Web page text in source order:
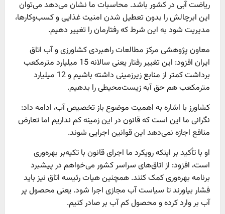
ریاضت آبی در کشور باشد. محاسبات ما نشان می‌دهد می‌توان
این ابرچالش را بدون تعطیل شدن امنیت غذایی و کسب‌وکارها،
مدیریت شود به این شرط که رفتارمان را تغییر دهیم.
معاون پژوهشی مرکز مطالعات راهبردی کشاورزی و آب اتاق
ایران افزود: این تغییر رفتار یعنی سالانه 15 میلیارد مترمکعب
برداشت کمتر از منابع زیرزمینی داشته باشیم و 12 میلیارد
مترمکعب هم حق آبه زیست‌محیطی را بدهیم.
کشاورز با اشاره به اهمیت موضوع باز تخصیص آب، ادامه داد:
نگرانی ما این است که قانون در این زمینه کم نداریم اما تعارض
منافع اجازه نمی‌دهد این قوانین اجرایی شوند.
او با تأکید بر اینکه رویکرد ما اجرای قانون با تکیه‌بر بهره‌وری
است، افزود: از اتاق‌های سراسر کشور می‌خواهم در پیشبرد
برنامه بهره‌وری کمک کنند. همچنین هیات رئیسه اتاق نیز باید
فشار بیاورند تا سیاست آب مجازی اجرا شود. یعنی محصول پر
آب بر وارد کرده و محصول کم آب بر صادر کنیم.